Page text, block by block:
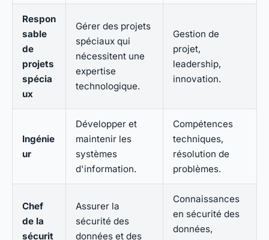
Respon
sable
de
projets
spécia
ux
Gérer des projets
spéciaux qui
nécessitent une
expertise
technologique.
Gestion de
projet,
leadership,
innovation.
Ingénie
ur
Développer et
maintenir les
systèmes
d'information.
Compétences
techniques,
résolution de
problèmes.
Chef
de la
sécurit
Assurer la
sécurité des
données et des
Connaissances
en sécurité des
données,